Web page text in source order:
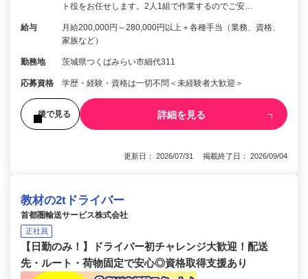
ト役をお任せします。2人1組で作業するのでご安…
給与
月給200,000円～280,000円以上＋各種手当（業務、資格、
家族など）
勤務地 茨城県つくばみらい市細代311
応募資格 学歴・経験・資格は一切不問＜未経験者大歓迎＞
後で見る 詳細を見る
更新日： 2026/07/31 掲載終了日： 2026/09/04
教材の2tドライバー
首都圏輸送サービス株式会社
正社員
【日勤のみ！】ドライバー初チャレンジ大歓迎！配送
先・ルート・荷物固定で安心◎資格取得支援あり